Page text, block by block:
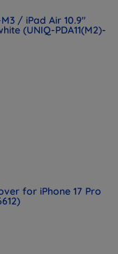
/ iPad Air 10.9"
(UNIQ-PDA11(M2)-
for iPhone 17 Pro